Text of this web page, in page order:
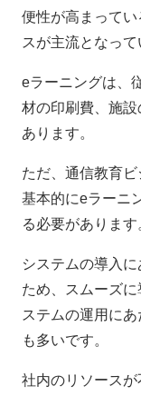
便性が高まって
スが主流となって
eラーニングは、
材の印刷費、施
あります。
ただ、通信教育ビ
基本的にeラーニ
る必要があります
システムの導入
ため、スムーズ
ステムの運用に
も多いです。
社内のリソース